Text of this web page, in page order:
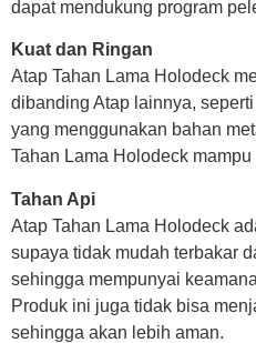
dapat mendukung program
Kuat dan Ringan
Atap Tahan Lama Holodeck
dibanding Atap lainnya,
yang menggunakan bahan
Tahan Lama Holodeck
Tahan Api
Atap Tahan Lama Holodeck
supaya tidak mudah terbakar
sehingga mempunyai
Produk ini juga tidak bisa
sehingga akan lebih aman.